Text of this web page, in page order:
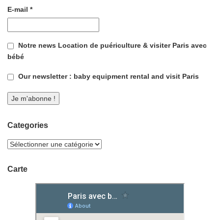
E-mail *
Notre news Location de puériculture & visiter Paris avec
bébé
Our newsletter : baby equipment rental and visit Paris
Categories
Carte